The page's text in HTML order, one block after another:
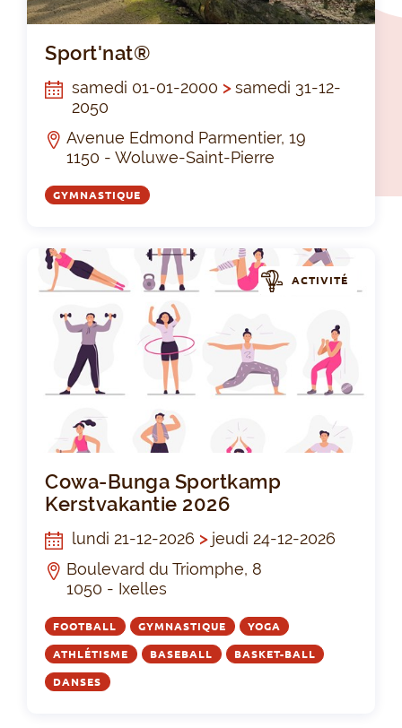
Sport'nat®
samedi 01-01-2000 >samedi 31-12-
2050
Avenue Edmond Parmentier, 19
1150 - Woluwe-Saint-Pierre
GYMNASTIQUE
ACTIVITÉ
Cowa-Bunga Sportkamp
Kerstvakantie 2026
lundi 21-12-2026 >jeudi 24-12-2026
Boulevard du Triomphe, 8
1050 - Ixelles
FOOTBALL GYMNASTIQUE YOGA
ATHLÉTISME BASEBALL BASKET-BALL
DANSES